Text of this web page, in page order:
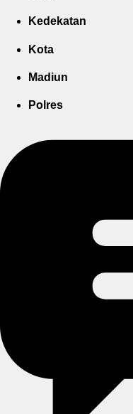
Kedekatan
Kota
Madiun
Polres